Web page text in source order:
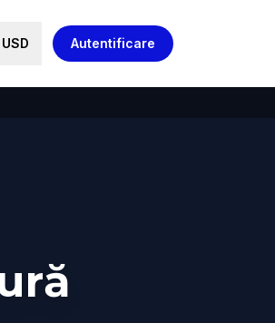
USD Autentificare